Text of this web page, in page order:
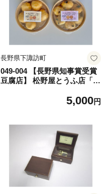
長野県下諏訪町
049-004 【長野県知事賞受賞
豆腐店】 松野屋とうふ店「と
5,000円